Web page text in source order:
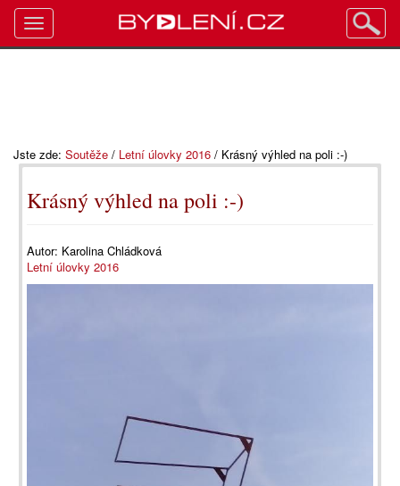
Jste zde: Soutěže / Letní úlovky 2016 / Krásný výhled na poli :-)
Krásný výhled na poli :-)
Autor: Karolina Chládková
Letní úlovky 2016
Toggle
navigation